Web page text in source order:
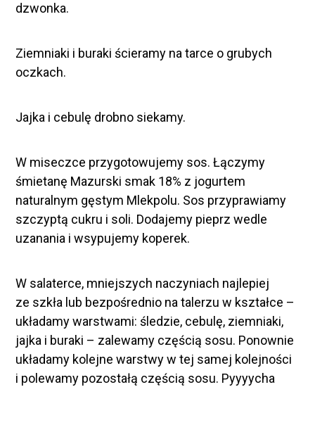
dzwonka.
Ziemniaki i buraki ścieramy na tarce o grubych
oczkach.
Jajka i cebulę drobno siekamy.
W miseczce przygotowujemy sos. Łączymy
śmietanę Mazurski smak 18% z jogurtem
naturalnym gęstym Mlekpolu. Sos przyprawiamy
szczyptą cukru i soli. Dodajemy pieprz wedle
uzanania i wsypujemy koperek.
W salaterce, mniejszych naczyniach najlepiej
ze szkła lub bezpośrednio na talerzu w kształce –
układamy warstwami: śledzie, cebulę, ziemniaki,
jajka i buraki – zalewamy częścią sosu. Ponownie
układamy kolejne warstwy w tej samej kolejności
i polewamy pozostałą częścią sosu. Pyyyycha